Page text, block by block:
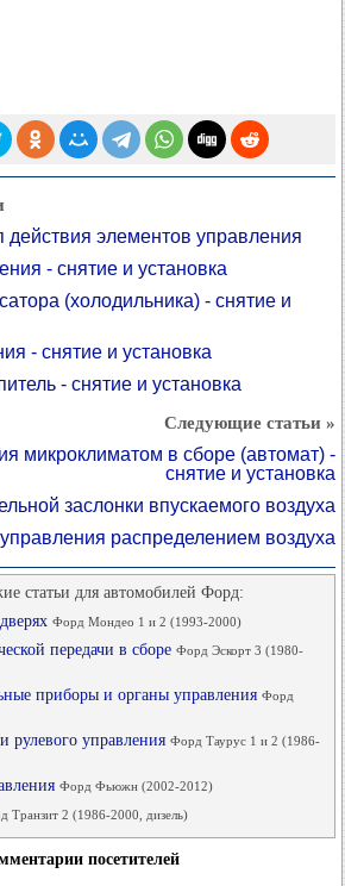
элементов управления
- снятие и установка
(холодильника) - снятие и
- снятие и установка
- снятие и установка
Следующие статьи »
микроклиматом в сборе (автомат) -
снятие и установка
заслонки впускаемого воздуха
распределением воздуха
статьи для автомобилей Форд:
Форд Мондео 1 и 2 (1993-2000)
передачи в сборе Форд Эскорт 3 (1980-
приборы и органы управления Форд
рулевого управления Форд Таурус 1 и 2 (1986-
Форд Фьюжн (2002-2012)
Транзит 2 (1986-2000, дизель)
посетителей